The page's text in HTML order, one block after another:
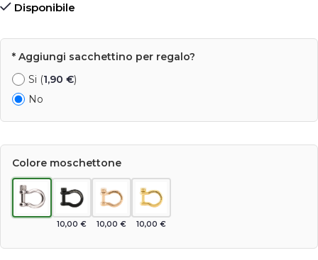
Disponibile
* Aggiungi sacchettino per regalo?
Si (1,90 €)
No
Colore moschettone
10,00 € 10,00 € 10,00 €